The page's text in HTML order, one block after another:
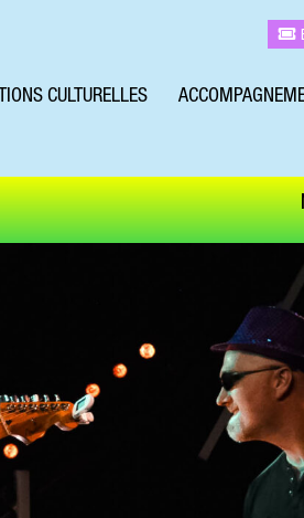
CULTURELLES